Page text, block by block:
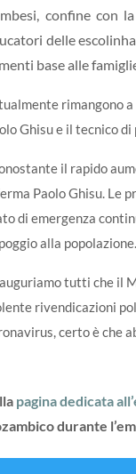
confine con
delle
base alle
rimangono
Ghisu e il tecnico
il rapido
Paolo Ghisu. Le
di emergenza
alla popolazione.
tutti che il
rivendicazioni
certo è che
pagina dedicata
durante